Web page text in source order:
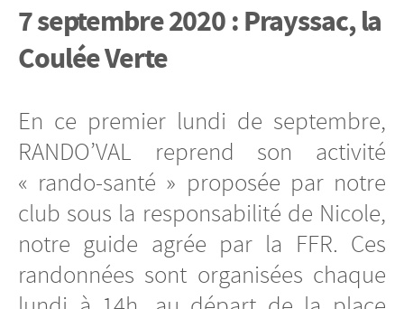
7 septembre 2020 : Prayssac, la
Coulée Verte
En ce premier lundi de septembre,
RANDO’VAL reprend son activité
« rando-santé » proposée par notre
club sous la responsabilité de Nicole,
notre guide agrée par la FFR. Ces
randonnées sont organisées chaque